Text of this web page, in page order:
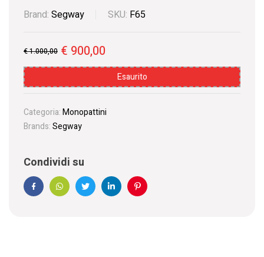
Brand: Segway SKU: F65
€1.000,00 € 900,00
Esaurito
Categoria:Monopattini
Brands:Segway
Condividi su
FacebookWhatsAppTwitterLinkedinPinterest